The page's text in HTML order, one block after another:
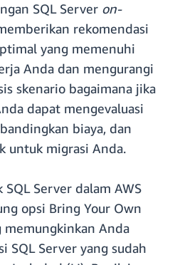
SQL Server on-
rekomendasi
yang memenuhi
Anda dan mengurangi
skenario bagaimana jika
dapat mengevaluasi
biaya, dan
untuk migrasi Anda.
SQL Server dalam AWS
opsi Bring Your Own
memungkinkan Anda
SQL Server yang sudah